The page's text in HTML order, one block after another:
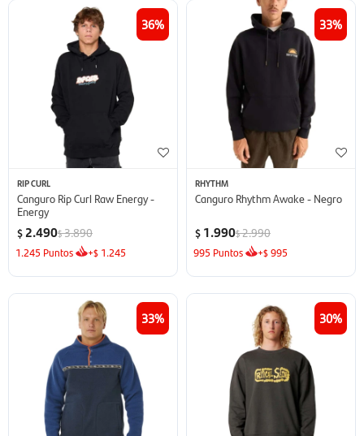
36
RIP CURL
Canguro Rip Curl Raw Energy -
Energy
$ 2.490$3.890
1.245 Puntos +$ 1.245
33
RHYTHM
Canguro Rhythm Awake - Negro
$ 1.990$2.990
995 Puntos +$995
33 30